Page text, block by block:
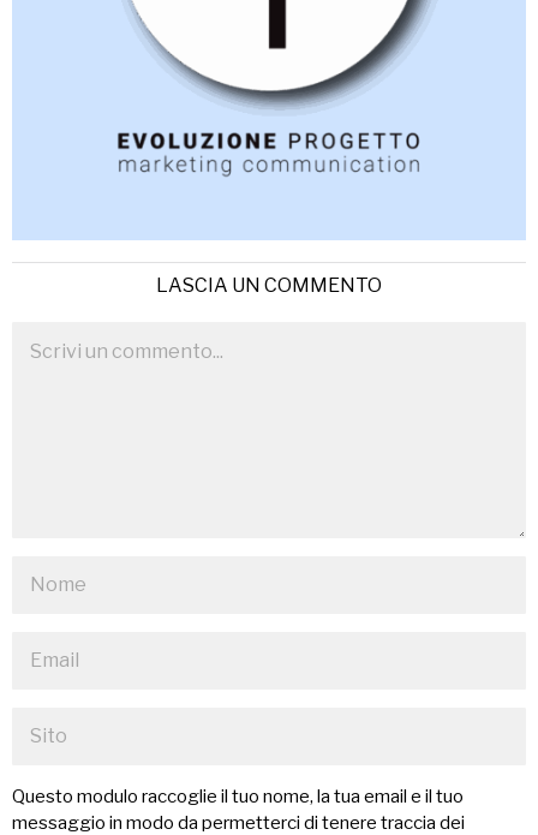
LASCIA UN COMMENTO
Questo modulo raccoglie il tuo nome, la tua email e il tuo
messaggio in modo da permetterci di tenere traccia dei